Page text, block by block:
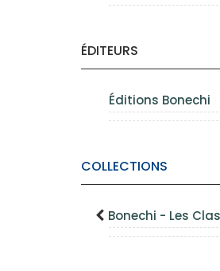
ÉDITEURS
Éditions Bonechi
COLLECTIONS
Bonechi - Les